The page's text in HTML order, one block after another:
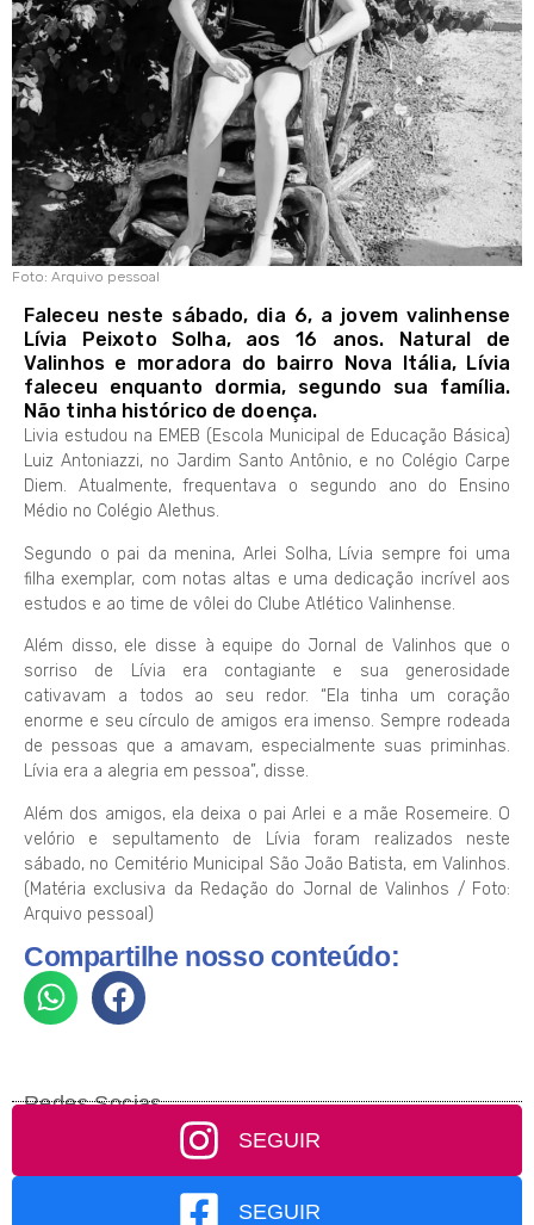
Foto: Arquivo pessoal
Faleceu neste sábado, dia 6, a jovem valinhense
Lívia Peixoto Solha, aos 16 anos. Natural de
Valinhos e moradora do bairro Nova Itália, Lívia
faleceu enquanto dormia, segundo sua família.
Não tinha histórico de doença.
Livia estudou na EMEB (Escola Municipal de Educação Básica)
Luiz Antoniazzi, no Jardim Santo Antônio, e no Colégio Carpe
Diem. Atualmente, frequentava o segundo ano do Ensino
Médio no Colégio Alethus.
Segundo o pai da menina, Arlei Solha, Lívia sempre foi uma
filha exemplar, com notas altas e uma dedicação incrível aos
estudos e ao time de vôlei do Clube Atlético Valinhense.
Além disso, ele disse à equipe do Jornal de Valinhos que o
sorriso de Lívia era contagiante e sua generosidade
cativavam a todos ao seu redor. “Ela tinha um coração
enorme e seu círculo de amigos era imenso. Sempre rodeada
de pessoas que a amavam, especialmente suas priminhas.
Lívia era a alegria em pessoa”, disse.
Além dos amigos, ela deixa o pai Arlei e a mãe Rosemeire. O
velório e sepultamento de Lívia foram realizados neste
sábado, no Cemitério Municipal São João Batista, em Valinhos.
(Matéria exclusiva da Redação do Jornal de Valinhos / Foto:
Arquivo pessoal)
Compartilhe nosso conteúdo:
Redes Socias
SEGUIR
SEGUIR